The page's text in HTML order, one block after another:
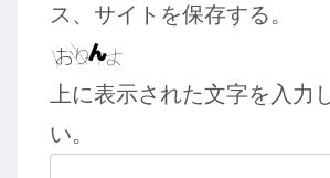
ス、サイトを保存する。
上に表示された文字を入力
い。